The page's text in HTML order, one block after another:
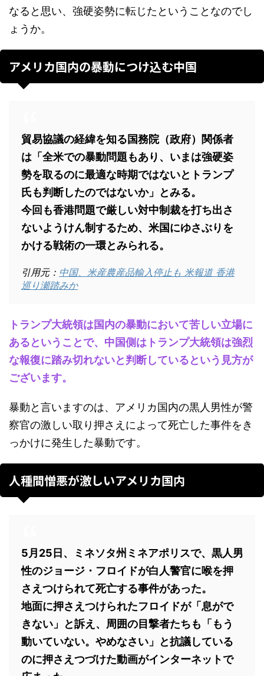
なると思い、強硬姿勢に転じたということなのでし
ょうか。
アメリカ国内の暴動につけ込む中国
貿易協議の経緯を知る国務院（政府）関係者
は「全米での暴動問題もあり、いまは強硬姿
勢を取るのに最適な時期ではないとトランプ
氏も判断したのではないか」とみる。
今回も香港問題で厳しい対中制裁を打ち出さ
ないようけん制するため、米国にゆさぶりを
かける戦術の一環とみられる。
引用元： 中国、米産農産品輸入停止も 米報道 香港
巡り瀬踏みか
トランプ大統領は国内の暴動において苦しい立場に
あるということで、中国側はトランプ大統領は強烈
な報復に踏み切れないと判断しているという見方が
ございます。
暴動と言いますのは、アメリカ国内の黒人男性が警
察官の激しい取り押さえによって死亡した事件をき
っかけに発生した暴動です。
人種間憎悪が激しいアメリカ国内
5月25日、ミネソタ州ミネアポリスで、黒人男
性のジョージ・フロイドが白人警官に喉を押
さえつけられて死亡する事件があった。
地面に押さえつけられたフロイドが「息がで
きない」と訴え、周囲の目撃者たちも「もう
動いていない。やめなさい」と抗議している
のに押さえつづけた動画がインターネットで